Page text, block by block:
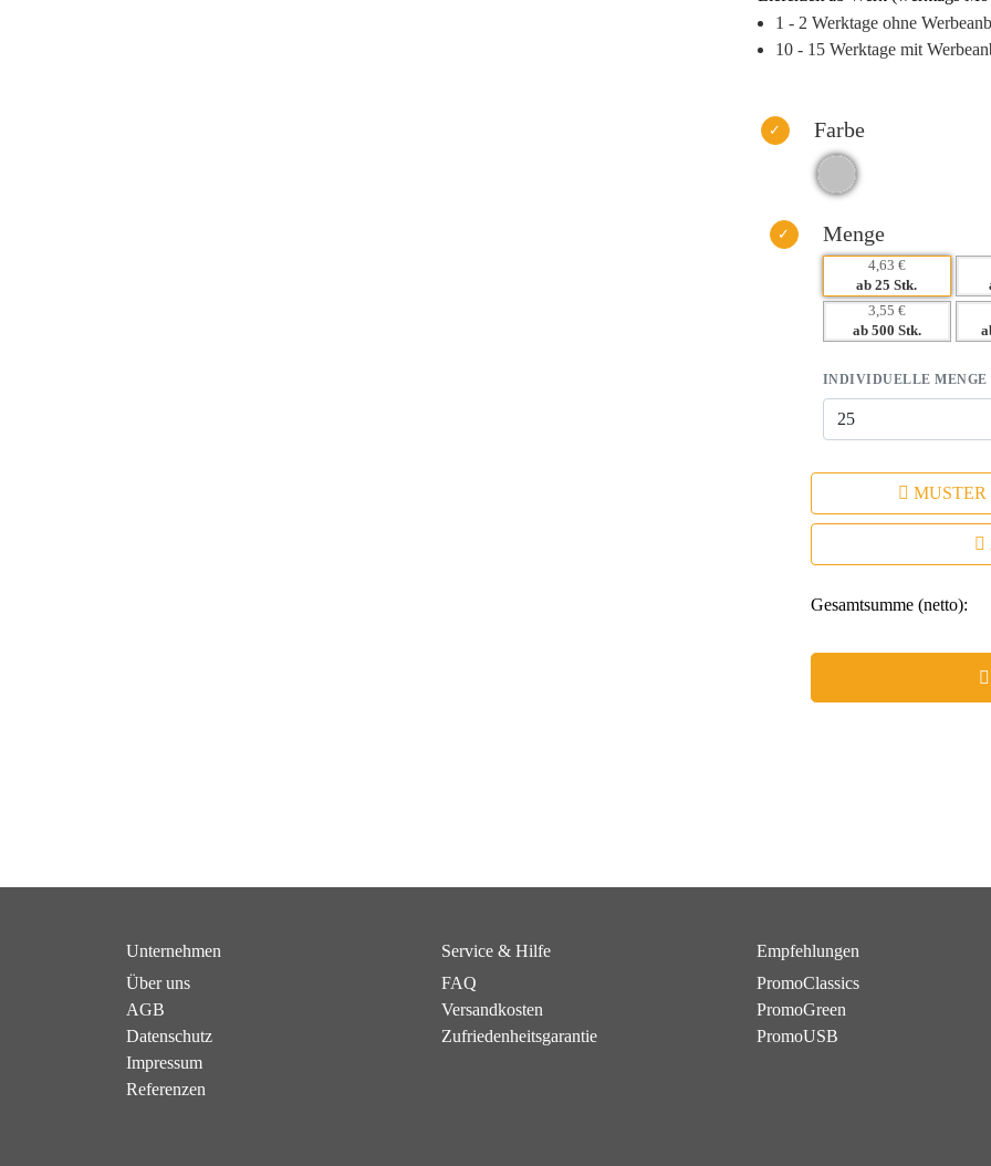
Weinaccessoires, die begeistern.
– Emotionale Verbindung durch
– Steigert die
1 - 2 Werktage ohne
10 - 15 Werktage mit
Farbe
Menge
4,63 €
ab 25 Stk.
3,55 €
ab 500 Stk.
INDIVIDUELLE MENGE
MUSTER
Gesamtsumme (netto):
Unternehmen
Über uns
AGB
Datenschutz
Impressum
Referenzen
Service & Hilfe
FAQ
Versandkosten
Zufriedenheitsgarantie
Empfehlungen
PromoClassics
PromoGreen
PromoUSB